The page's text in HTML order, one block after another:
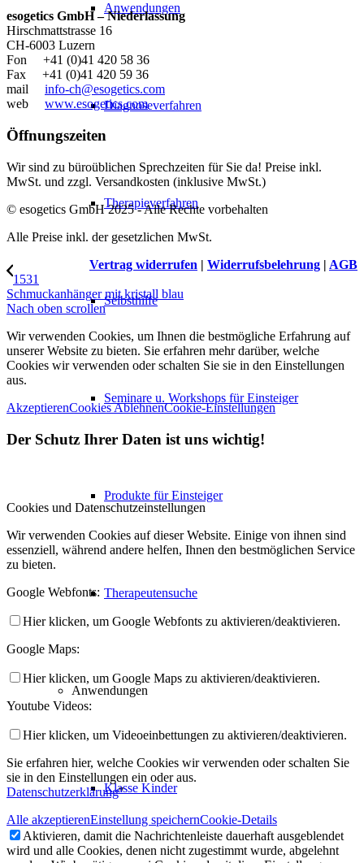
Anwendungen
Diagnoseverfahren
Therapieverfahren
Selbsthilfe
Seminare u. Workshops für Einsteiger
Produkte für Einsteiger
Therapeutensuche
Anwendungen
Klasse Kinder
esogetics GmbH – Niederlassung
Hirschmattstrasse 16
CH-6003 Luzern
Fon +41 (0)41 420 58 36
Fax +41 (0)41 420 59 36
mail info-ch@esogetics.com
web www.esogetics.com
Öffnungszeiten
Wir sind zu büroüblichen Sprechzeiten für Sie da! Preise inkl.
MwSt. und zzgl. Versandkosten (inklusive MwSt.)
© esogetics GmbH 2025 - Alle Rechte vorbehalten
Alle Preise inkl. der gesetzlichen MwSt.
Vertrag widerrufen | Widerrufsbelehrung | AGB
1531
Schmuckanhänger mit kristall blau
Nach oben scrollen
Wir verwenden Cookies, um Ihnen die bestmögliche Erfahrung auf
unserer Website zu bieten. Sie erfahren mehr darüber, welche
Cookies wir verwenden oder schalten Sie sie in den Einstellungen
aus.
AkzeptierenCookies AblehnenCookie-Einstellungen
Der Schutz Ihrer Daten ist uns wichtig!
Cookies und Datenschutzeinstellungen
Wir verwenden Cookies auf dieser Website. Einige von ihnen sind
essenziell, während andere helfen, Ihnen den bestmöglichen Service
zu bieten.
Google Webfonts:
Hier klicken, um Google Webfonts zu aktivieren/deaktivieren.
Google Maps:
Hier klicken, um Google Maps zu aktivieren/deaktivieren.
Youtube Videos:
Hier klicken, um Videoeinbettungen zu aktivieren/deaktivieren.
Sie erfahren hier, welche Cookies wir verwenden oder schalten Sie
sie in den Einstellungen ein oder aus.
Datenschutzerklärung"
Alle akzeptierenEinstellung speichernCookie-Details
Aktivieren, damit die Nachrichtenleiste dauerhaft ausgeblendet
wird und alle Cookies, denen nicht zugestimmt wurde, abgelehnt